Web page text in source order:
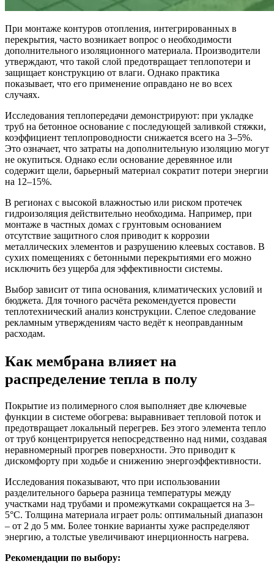
При монтаже контуров отопления, интегрированных в
перекрытия, часто возникает вопрос о необходимости
дополнительного изоляционного материала. Производители
утверждают, что такой слой предотвращает теплопотери и
защищает конструкцию от влаги. Однако практика
показывает, что его применение оправдано не во всех
случаях.
Исследования теплопередачи демонстрируют: при укладке
труб на бетонное основание с последующей заливкой стяжки,
коэффициент теплопроводности снижается всего на 3–5%.
Это означает, что затраты на дополнительную изоляцию могут
не окупиться. Однако если основание деревянное или
содержит щели, барьерный материал сократит потери энергии
на 12–15%.
В регионах с высокой влажностью или риском протечек
гидроизоляция действительно необходима. Например, при
монтаже в частных домах с грунтовым основанием
отсутствие защитного слоя приводит к коррозии
металлических элементов и разрушению клеевых составов. В
сухих помещениях с бетонными перекрытиями его можно
исключить без ущерба для эффективности системы.
Выбор зависит от типа основания, климатических условий и
бюджета. Для точного расчёта рекомендуется провести
теплотехнический анализ конструкции. Слепое следование
рекламным утверждениям часто ведёт к неоправданным
расходам.
Как мембрана влияет на
распределение тепла в полу
Покрытие из полимерного слоя выполняет две ключевые
функции в системе обогрева: выравнивает тепловой поток и
предотвращает локальный перегрев. Без этого элемента тепло
от труб концентрируется непосредственно над ними, создавая
неравномерный прогрев поверхности. Это приводит к
дискомфорту при ходьбе и снижению энергоэффективности.
Исследования показывают, что при использовании
разделительного барьера разница температуры между
участками над трубами и промежутками сокращается на 3–
5°C. Толщина материала играет роль: оптимальный диапазон
– от 2 до 5 мм. Более тонкие варианты хуже распределяют
энергию, а толстые увеличивают инерционность нагрева.
Рекомендации по выбору: